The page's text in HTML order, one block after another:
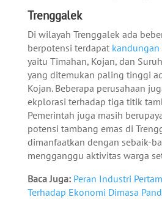
Trenggalek
Di wilayah Trenggalek ada
berpotensi terdapat kandungan
yaitu Timahan, Kojan, dan
yang ditemukan paling tinggi
Kojan. Beberapa perusahaan
ekplorasi terhadap tiga titik
Pemerintah juga masih
potensi tambang emas di
dimanfaatkan dengan sebaik-
mengganggu aktivitas warga
Baca Juga: Peran Industri
Terhadap Ekonomi Dimasa